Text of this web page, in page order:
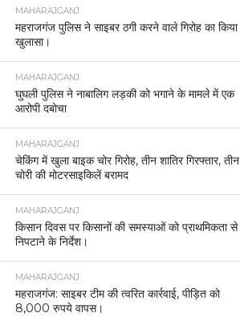
MAHARAJGANJ
महराजगंज पुलिस ने साइबर ठगी करने वाले गिरोह का किया
खुलासा।
MAHARAJGANJ
घुघली पुलिस ने नाबालिग लड़की को भगाने के मामले में एक
आरोपी दबोचा
MAHARAJGANJ
चेकिंग में खुला बाइक चोर गिरोह, तीन शातिर गिरफ्तार, तीन
चोरी की मोटरसाइकिलें बरामद
MAHARAJGANJ
किसान दिवस पर किसानों की समस्याओं को प्राथमिकता से
निपटाने के निर्देश।
MAHARAJGANJ
महराजगंज: साइबर टीम की त्वरित कार्रवाई, पीड़ित को
8,000 रुपये वापस।